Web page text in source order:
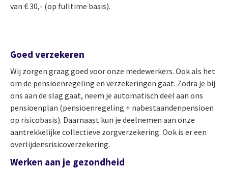
van € 30,- (op fulltime basis).
Goed verzekeren
Wij zorgen graag goed voor onze medewerkers. Ook als het
om de pensioenregeling en verzekeringen gaat. Zodra je bij
ons aan de slag gaat, neem je automatisch deel aan ons
pensioenplan (pensioenregeling + nabestaandenpensioen
op risicobasis). Daarnaast kun je deelnemen aan onze
aantrekkelijke collectieve zorgverzekering. Ook is er een
overlijdensrisicoverzekering.
Werken aan je gezondheid